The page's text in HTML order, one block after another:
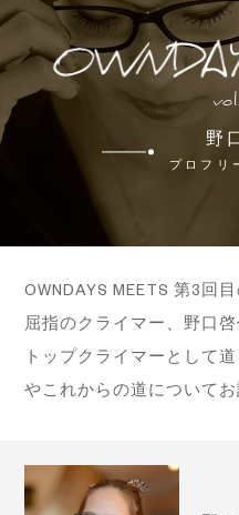
野
プロフリ
OWNDAYS MEETS 第3回
屈指のクライマー、野口
トップクライマーとして
やこれからの道についてお